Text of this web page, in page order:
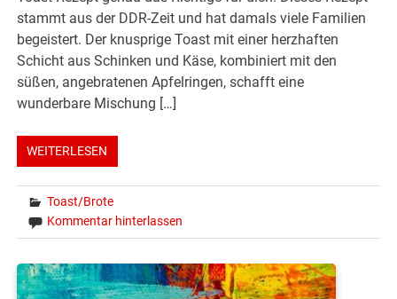
stammt aus der DDR-Zeit und hat damals viele Familien
begeistert. Der knusprige Toast mit einer herzhaften
Schicht aus Schinken und Käse, kombiniert mit den
süßen, angebratenen Apfelringen, schafft eine
wunderbare Mischung […]
WEITERLESEN
Toast/Brote
Kommentar hinterlassen